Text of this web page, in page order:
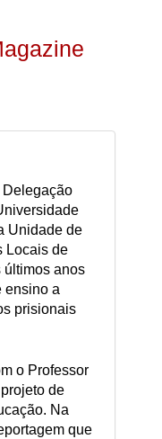
Delegação
Unidade de
Locais de
últimos anos
ensino a
prisionais
o Professor
de
Na
que